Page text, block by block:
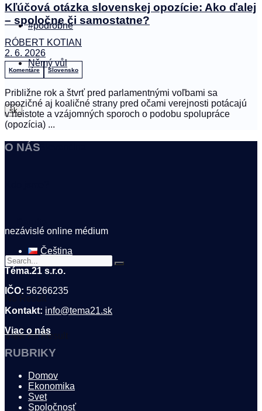
#podrobne
Němý vůl
sk
Čeština Slovenčina
View All Result
Kľúčová otázka slovenskej opozície: Ako ďalej
– spoločne či samostatne?
RÓBERT KOTIAN
2. 6. 2026
Komentáre Slovensko
Približne rok a štvrť pred parlamentnými voľbami sa
opozičné aj koaličné strany pred očami verejnosti potácajú
v neistote a vzájomných sporoch o podobu spolupráce
(opozícia) ...
O NÁS
nezávislé online médium
Čeština
Téma.21 s.r.o.
IČO: 56266235
Kontakt: info@tema21.sk
Viac o nás
RUBRIKY
Domov
Ekonomika
Svet
Spoločnosť